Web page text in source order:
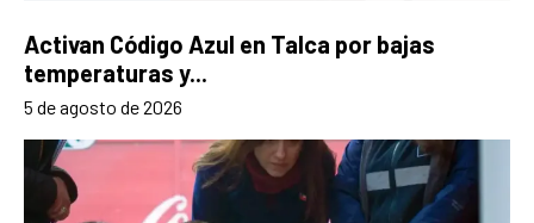
Activan Código Azul en Talca por bajas
temperaturas y...
5 de agosto de 2026